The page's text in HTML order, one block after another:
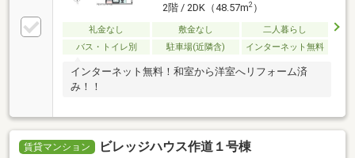
2階 / 2DK（48.57m2）
礼金なし 敷金なし
二人暮らし
バス・トイレ別
駐車場(近隣含) インターネット無料
インターネット無料！和室から洋室へリフォーム済
み！！
賃貸マンション ビレッジハウス作道１号棟